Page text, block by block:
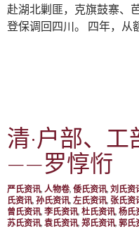
赴湖北剿匪，克旗鼓寨、
登保调回四川。 四年，
清·户部、
——罗惇㤚
严氏资讯, 人物卷, 倭氏资讯, 刘氏资
氏资讯, 孙氏资讯, 左氏资讯, 张氏资
曾氏资讯, 李氏资讯, 杜氏资讯, 杨氏
苏氏资讯, 袁氏资讯, 郑氏资讯, 郭氏